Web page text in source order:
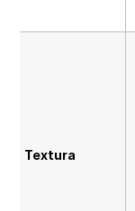
Textura